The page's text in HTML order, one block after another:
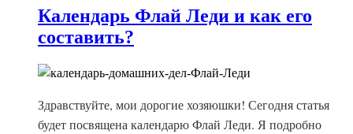
Календарь Флай Леди и как его
составить?
Здравствуйте, мои дорогие хозяюшки! Сегодня статья
будет посвящена календарю Флай Леди. Я подробно